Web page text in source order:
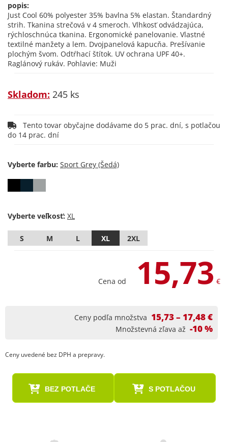
popis:
Just Cool 60% polyester 35% bavlna 5% elastan. Štandardný
strih. Tkanina strečová v 4 smeroch. Vlhkosť odvádzajúca,
rýchloschnúca tkanina. Ergonomické panelovanie. Vlastné
textilné manžety a lem. Dvojpanelová kapucňa. Prešívanie
plochým švom. Odtŕhací štítok. UV ochrana UPF 40+.
Raglánový rukáv. Pohlavie: Muži
Skladom: 245 ks
do 14 prac. dní
Vyberte farbu:
Vyberte veľkosť:
S M L XL 2XL
Cena od 15,73 €
Ceny podľa množstva 15,73 – 17,48 €
Množstevná zľava až -10 %
Ceny uvedené bez DPH a prepravy.
BEZ POTLAČE S POTLAČOU